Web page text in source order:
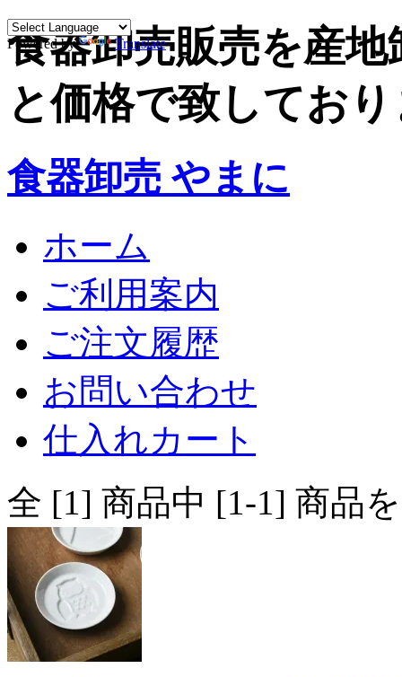
Powered by Translate
食器卸売販売を産
と価格で致してお
食器卸売 やまに
ホーム
ご利用案内
ご注文履歴
お問い合わせ
仕入れカート
全 [1] 商品中 [1-1] 商品